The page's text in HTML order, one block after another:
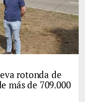
rotonda de
más de 709.000